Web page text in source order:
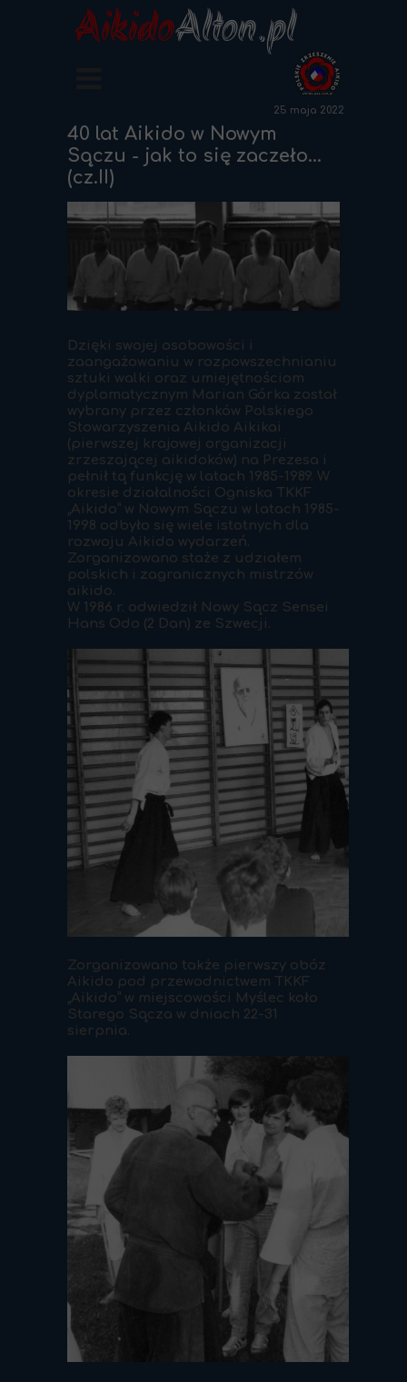
Dzięki swojej osobowości i
zaangażowaniu w rozpowszechnianiu
sztuki walki oraz umiejętnościom
dyplomatycznym Marian Górka został
wybrany przez członków Polskiego
Stowarzyszenia Aikido Aikikai
(pierwszej krajowej organizacji
zrzeszającej aikidoków) na Prezesa i
pełnił tą funkcję w latach 1985-1989. W
okresie działalności Ogniska TKKF
„Aikido” w Nowym Sączu w latach 1985-
1998 odbyło się wiele istotnych dla
rozwoju Aikido wydarzeń.
Zorganizowano staże z udziałem
polskich i zagranicznych mistrzów
aikido.
W 1986 r. odwiedził Nowy Sącz Sensei
Hans Odo (2 Dan) ze Szwecji.
Zorganizowano także pierwszy obóz
Aikido pod przewodnictwem TKKF
„Aikido” w miejscowości Myślec koło
Starego Sącza w dniach 22-31
sierpnia.
25 maja 2022
40 lat Aikido w Nowym
Sączu - jak to się zaczeło...
(cz.II)
AikidoAlton.pl